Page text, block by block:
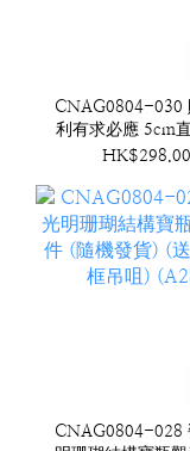
CNAG0804-030
利有求必應 5cm
機發貨)(泰國工藝)
HK$298.00
CNAG0804-028